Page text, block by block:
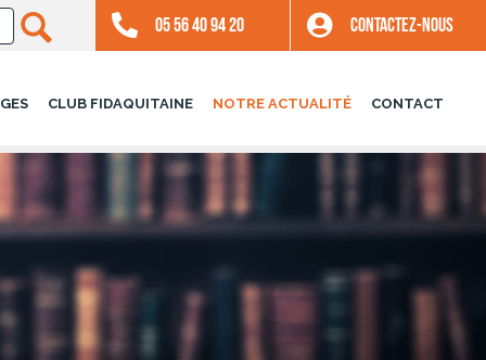
05 56 40 94 20 CONTACTEZ-NOUS
CLUB FIDAQUITAINE NOTRE ACTUALITÉ CONTACT